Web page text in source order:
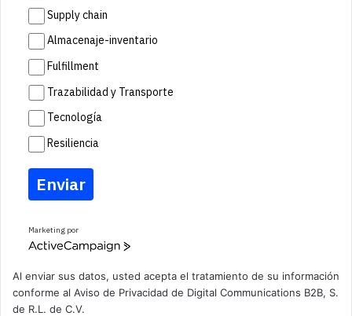
Supply chain
Almacenaje-inventario
Fulfillment
Trazabilidad y Transporte
Tecnología
Resiliencia
Enviar
Marketing por
A
v
e
Al enviar sus datos, usted acepta el tratamiento de su información
conforme al Aviso de Privacidad de Digital Communications B2B, S.
de R.L. de C.V.